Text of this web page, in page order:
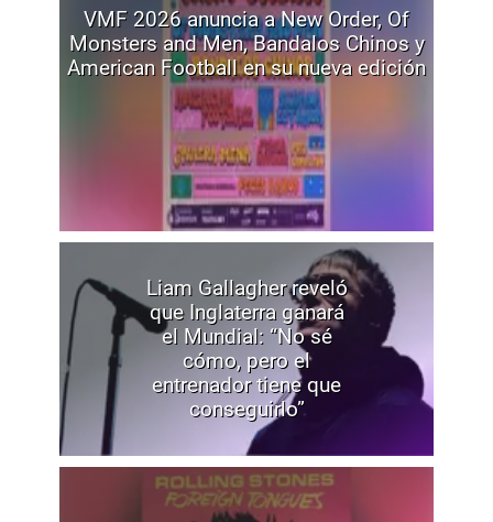
VMF 2026 anuncia a New Order, Of
Monsters and Men, Bandalos Chinos y
American Football en su nueva edición
Liam Gallagher reveló
que Inglaterra ganará
el Mundial: “No sé
cómo, pero el
entrenador tiene que
conseguirlo”